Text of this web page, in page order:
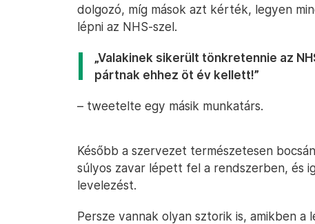
dolgozó, míg mások azt kérték, legyen
lépni az NHS-szel.
„Valakinek sikerült tönkretennie az
pártnak ehhez öt év kellett!”
– tweetelte egy másik munkatárs.
Később a szervezet természetesen
súlyos zavar lépett fel a rendszerben, és
levelezést.
Persze vannak olyan sztorik is, amikben